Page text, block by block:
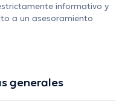
informativo y
a un asesoramiento
generales